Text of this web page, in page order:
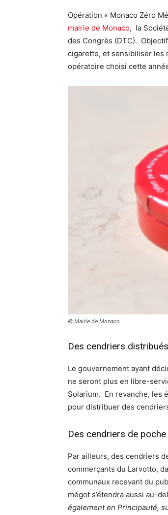
Opération « Monaco Zéro
mairie de Monaco, la
des Congrès (DTC).
cigarette, et sensibiliser les
opératoire choisi cette
© Mairie de Monaco
Des cendriers distribués
Le gouvernement ayant
ne seront plus en libre-
Solarium. En revanche, les
pour distribuer des
Des cendriers de
Par ailleurs, des cendriers
commerçants du Larvotto,
communaux recevant du
mégot s’étendra aussi au-
également en Principauté,